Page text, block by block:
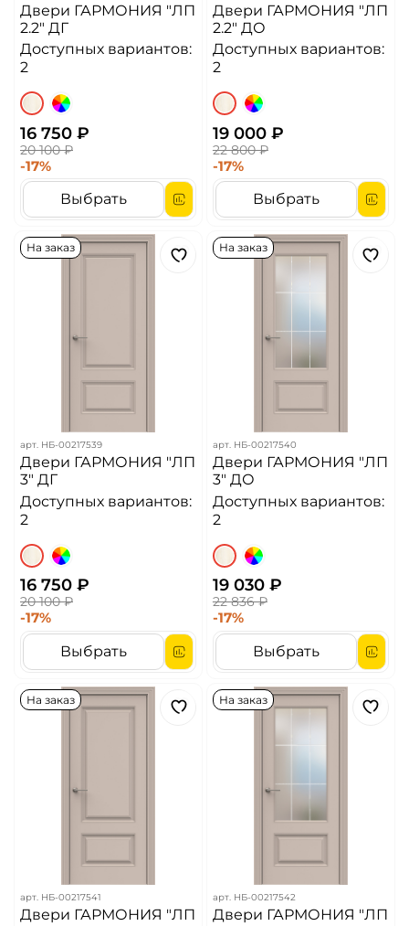
Двери ГАРМОНИЯ "ЛП
2.2" ДГ
Доступных вариантов:
2
16 750 ₽
20 100 ₽
-17%
Выбрать
Двери ГАРМОНИЯ "ЛП
2.2" ДО
Доступных вариантов:
2
19 000 ₽
22 800 ₽
-17%
Выбрать
На заказ
арт. НБ-00217539
Двери ГАРМОНИЯ "ЛП
3" ДГ
Доступных вариантов:
2
16 750 ₽
20 100 ₽
-17%
Выбрать
На заказ
арт. НБ-00217540
Двери ГАРМОНИЯ "ЛП
3" ДО
Доступных вариантов:
2
19 030 ₽
22 836 ₽
-17%
Выбрать
На заказ
арт. НБ-00217541
Двери ГАРМОНИЯ "ЛП
На заказ
арт. НБ-00217542
Двери ГАРМОНИЯ "ЛП